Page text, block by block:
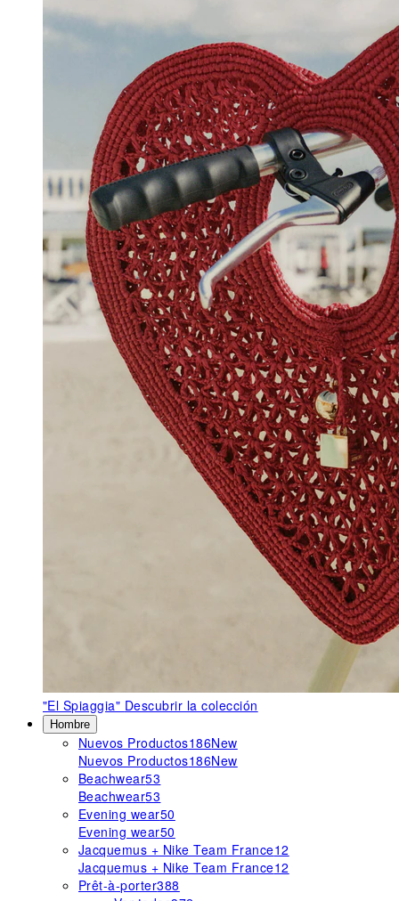
"El Spiaggia" Descubrir la colección
Hombre
Nuevos Productos186New
Nuevos Productos186New
Beachwear53
Beachwear53
Evening wear50
Evening wear50
Jacquemus + Nike Team France12
Jacquemus + Nike Team France12
Prêt-à-porter388